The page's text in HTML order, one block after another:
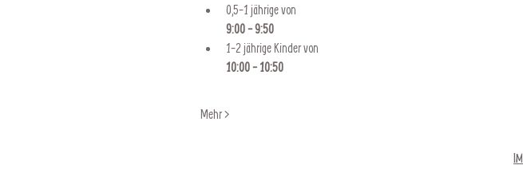
0,5-1 jährige von
9:00 - 9:50
1-2 jährige Kinder von
10:00 - 10:50
Mehr >